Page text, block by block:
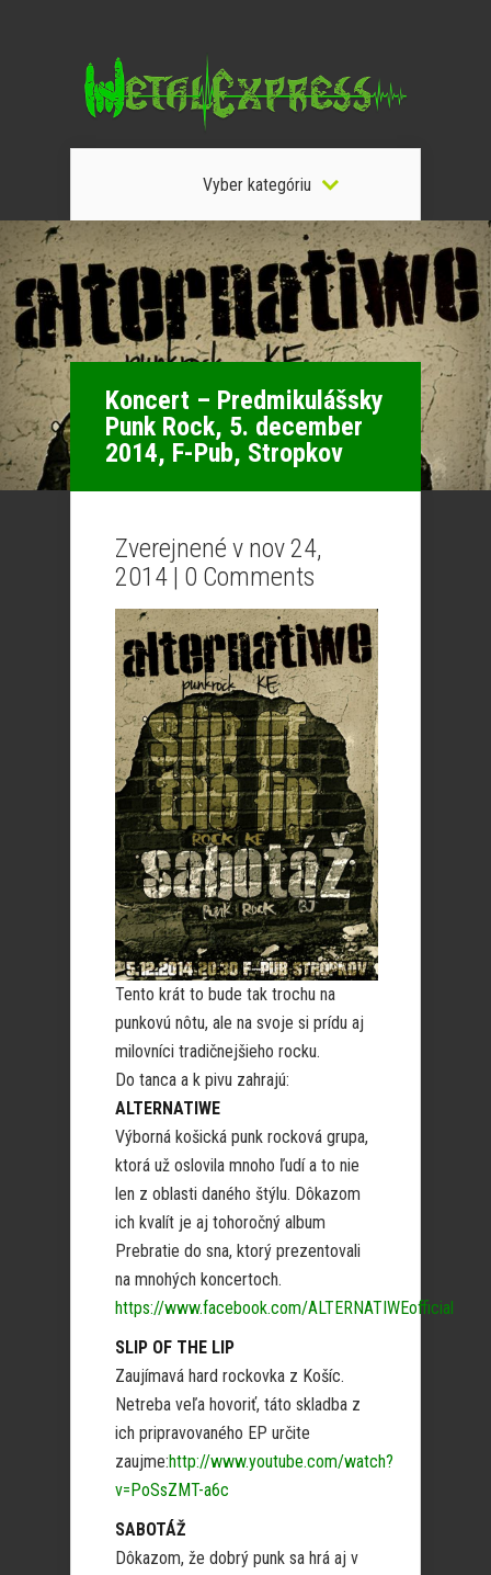
Vyber kategóriu
Koncert – Predmikulášsky
Punk Rock, 5. december
2014, F-Pub, Stropkov
Zverejnené v nov 24,
2014 | 0 Comments
Tento krát to bude tak trochu na
punkovú nôtu, ale na svoje si prídu aj
milovníci tradičnejšieho rocku.
Do tanca a k pivu zahrajú:
ALTERNATIWE
Výborná košická punk rocková grupa,
ktorá už oslovila mnoho ľudí a to nie
len z oblasti daného štýlu. Dôkazom
ich kvalít je aj tohoročný album
Prebratie do sna, ktorý prezentovali
na mnohých koncertoch.
https://www.facebook.com/ALTERNATIWEofficial
SLIP OF THE LIP
Zaujímavá hard rockovka z Košíc.
Netreba veľa hovoriť, táto skladba z
ich pripravovaného EP určite
zaujme:http://www.youtube.com/watch?
v=PoSsZMT-a6c
SABOTÁŽ
Dôkazom, že dobrý punk sa hrá aj v